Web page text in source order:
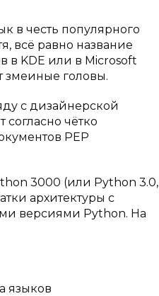
в честь популярного
всё равно название
в KDE или в Microsoft
змеиные головы.
с дизайнерской
чётко
PEP
3000 (или Python 3.0,
архитектуры с
версиями Python. На
языков